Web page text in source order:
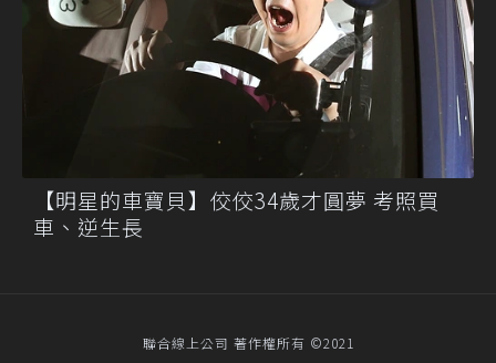
【明星的車寶貝】佼佼34歲才圓夢 考照買
車、逆生長
聯合線上公司 著作權所有 ©2021